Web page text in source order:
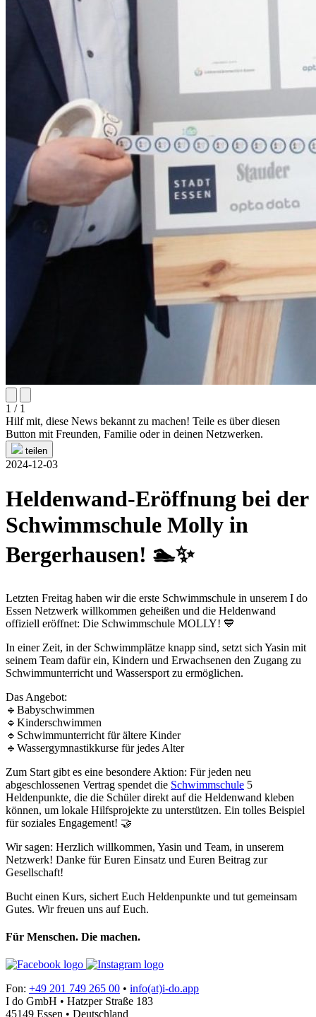
1 / 1
Hilf mit, diese News bekannt zu machen! Teile es über diesen
Button mit Freunden, Familie oder in deinen Netzwerken.
teilen
2024-12-03
Heldenwand-Eröffnung bei der
Schwimmschule Molly in
Bergerhausen! 🏊✨
Letzten Freitag haben wir die erste Schwimmschule in unserem I do
Essen Netzwerk willkommen geheißen und die Heldenwand
offiziell eröffnet: Die Schwimmschule MOLLY! 💙
In einer Zeit, in der Schwimmplätze knapp sind, setzt sich Yasin mit
seinem Team dafür ein, Kindern und Erwachsenen den Zugang zu
Schwimmunterricht und Wassersport zu ermöglichen.
Das Angebot:
🔹Babyschwimmen
🔹Kinderschwimmen
🔹Schwimmunterricht für ältere Kinder
🔹Wassergymnastikkurse für jedes Alter
Zum Start gibt es eine besondere Aktion: Für jeden neu
abgeschlossenen Vertrag spendet die Schwimmschule 5
Heldenpunkte, die die Schüler direkt auf die Heldenwand kleben
können, um lokale Hilfsprojekte zu unterstützen. Ein tolles Beispiel
für soziales Engagement! 🤝
Wir sagen: Herzlich willkommen, Yasin und Team, in unserem
Netzwerk! Danke für Euren Einsatz und Euren Beitrag zur
Gesellschaft!
Bucht einen Kurs, sichert Euch Heldenpunkte und tut gemeinsam
Gutes. Wir freuen uns auf Euch.
Für Menschen. Die machen.
Fon: +49 201 749 265 00 • info(at)i-do.app
I do GmbH • Hatzper Straße 183
45149 Essen • Deutschland